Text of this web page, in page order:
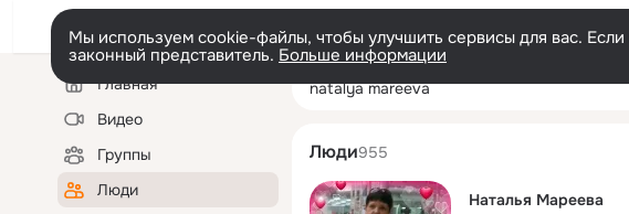
Мы используем cookie-файлы, чтобы улучшить сервисы для вас.
законный представитель. Больше информации
Левая
колонкаГлавная
Видео
Группы
Люди
natalya mareeva
Люди955
Наталья Мареева